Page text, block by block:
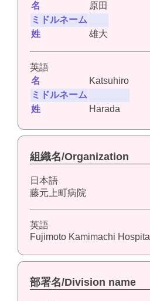
名
原田
ミドルネーム
姓
雄大
英語
名
Katsuhiro
ミドルネーム
姓
Harada
組織名/Organization
日本語
藤元上町病院
英語
Fujimoto Kamimachi Hospital
部署名/Division name